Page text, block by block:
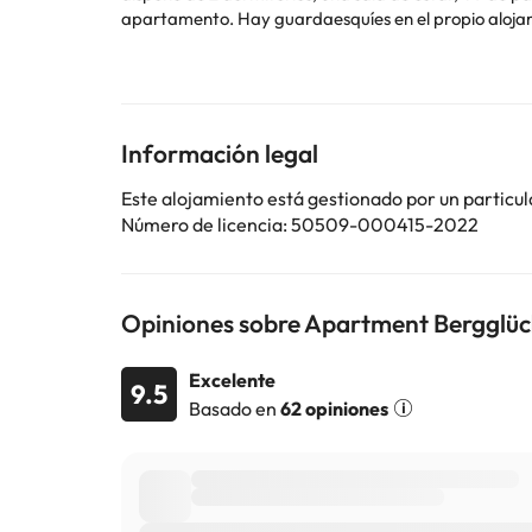
apartamento. Hay guardaesquíes en el propio alojamiento. Museo Romano Teurnia está a 43 km del alojamiento, y Mauterndorf Castle está a 11 km. El aeropuerto
cambios por parte del alojamiento. Si tienes dudas,
Información legal
Este alojamiento está gestionado por un
Número de licencia: 50509-000415-2022
Opiniones sobre Apartment
9.5
Excelente
Basado en 62 opiniones